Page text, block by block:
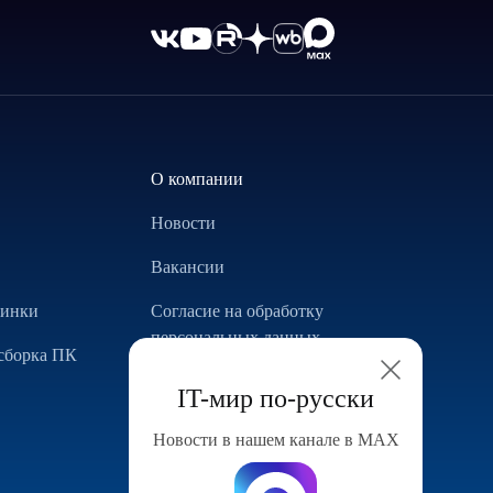
IT-мир по-русски
Новости в нашем канале в МАХ
ПК
О компании
Новости
Вакансии
Согласие на обработку
персональных данных
Конфигуратор компьютера